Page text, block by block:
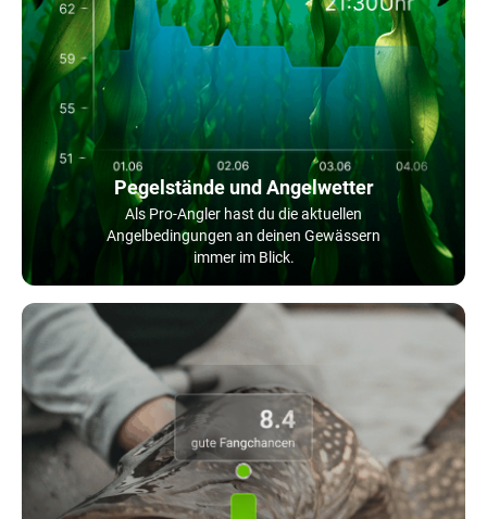
Pegelstände und Angelwetter
Als Pro-Angler hast du die aktuellen
Angelbedingungen an deinen Gewässern
immer im Blick.